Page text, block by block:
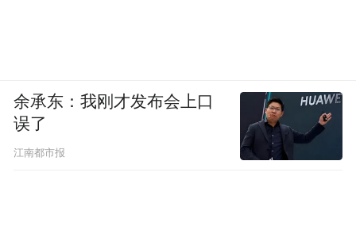
余承东：我刚才发布会上口
误了
江南都市报